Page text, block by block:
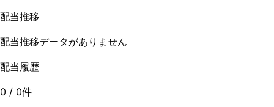
配当推移
配当推移データがありません
配当履歴
0 / 0件